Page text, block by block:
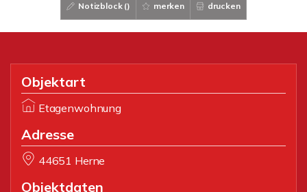
Notizblock () merken drucken
Objektart
Etagenwohnung
Adresse
44651 Herne
Objektdaten